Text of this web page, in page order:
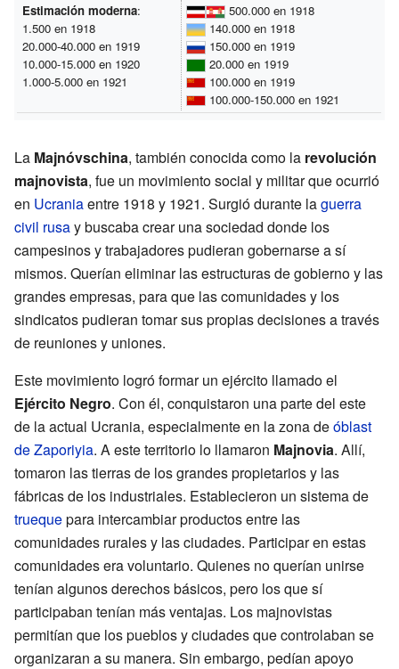
Estimación moderna:
1.500 en 1918
20.000-40.000 en 1919
10.000-15.000 en 1920
1.000-5.000 en 1921
500.000 en 1918
140.000 en 1918
150.000 en 1919
20.000 en 1919
100.000 en 1919
100.000-150.000 en 1921
La Majnóvschina, también conocida como la revolución
majnovista, fue un movimiento social y militar que ocurrió
en Ucraniaentre 1918 y 1921. Surgió durante laguerra
civil rusay buscaba crear una sociedad donde los
campesinos y trabajadores pudieran gobernarse a sí
mismos. Querían eliminar las estructuras de gobierno y las
grandes empresas, para que las comunidades y los
sindicatos pudieran tomar sus propias decisiones a través
de reuniones y uniones.
Este movimiento logró formar un ejército llamado el
Ejército Negro. Con él, conquistaron una parte del este
de la actual Ucrania, especialmente en la zona deóblast
de Zaporiyia. A este territorio lo llamaron Majnovia. Allí,
tomaron las tierras de los grandes propietarios y las
fábricas de los industriales. Establecieron un sistema de
truequepara intercambiar productos entre las
comunidades rurales y las ciudades. Participar en estas
comunidades era voluntario. Quienes no querían unirse
tenían algunos derechos básicos, pero los que sí
participaban tenían más ventajas. Los majnovistas
permitían que los pueblos y ciudades que controlaban se
organizaran a su manera. Sin embargo, pedían apoyo